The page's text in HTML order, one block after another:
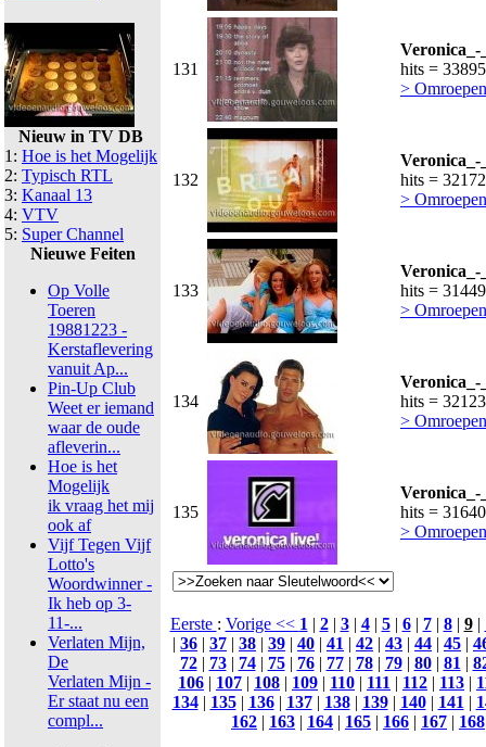
Nieuw in TV DB
1: Hoe is het Mogelijk
2: Typisch RTL
3: Kanaal 13
4: VTV
5: Super Channel
Nieuwe Feiten
Op Volle
Toeren
19881223 -
Kerstaflevering
vanuit Ap...
Pin-Up Club
Weet er iemand
waar de oude
afleverin...
Hoe is het
Mogelijk
ik vraag het mij
ook af
Vijf Tegen Vijf
Lotto's
Woordwinner -
Ik heb op 3-
11-...
Verlaten Mijn,
De
Verlaten Mijn -
Er staat nu een
compl...
131
hits = 33895
>
132
Veronica_-
hits = 32172
>
133
Veronica_-
hits = 31449
>
134
Veronica_-
hits = 32123
>
135
Veronica_-
hits = 31640
>
Eerste : Vorige << 1| 2| 3| 4| 5| 6| 7| 8| 9|
| 36 | 37 | 38 | 39 | 40 | 41 | 42 | 43 | 44 | 45 |
72| 73| 74| 75| 76| 77| 78| 79| 80| 81|
106 | 107 | 108 | 109 | 110 | 111 | 112 | 113 |
134| 135| 136| 137| 138| 139| 140| 141|
162 | 163 | 164 | 165 | 166 | 167 | 168